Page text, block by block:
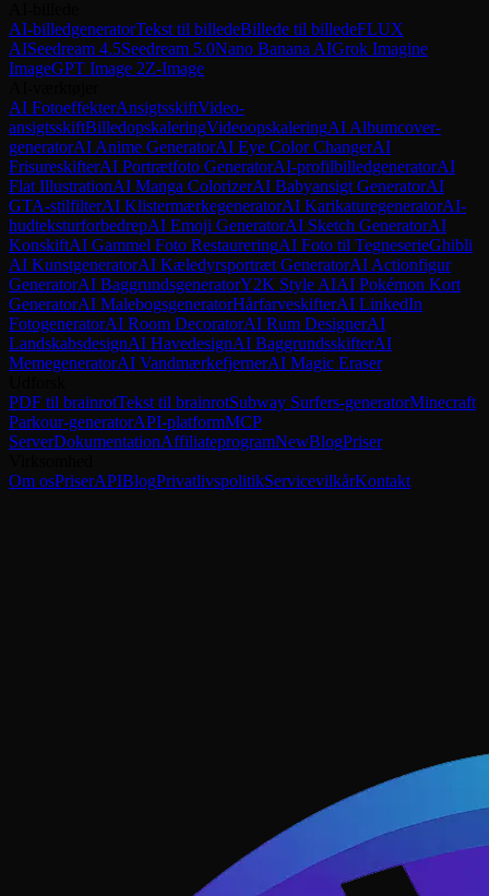
AI-billedgeneratorTekst til billedeBillede til billedeFLUX
AISeedream 4.5Seedream 5.0Nano Banana AIGrok Imagine
ImageGPT Image 2Z-Image
AI FotoeffekterAnsigtsskiftVideo-
ansigtsskiftBilledopskaleringVideoopskaleringAI Albumcover-
generatorAI Anime GeneratorAI Eye Color ChangerAI
FrisureskifterAI Portrætfoto GeneratorAI-profilbilledgeneratorAI
Flat IllustrationAI Manga ColorizerAI Babyansigt GeneratorAI
GTA-stilfilterAI KlistermærkegeneratorAI KarikaturegeneratorAI-
hudteksturforbedrерAI Emoji GeneratorAI Sketch GeneratorAI
KonskiftAI Gammel Foto RestaureringAI Foto til TegneserieGhibli
AI KunstgeneratorAI Kæledyrsportræt GeneratorAI Actionfigur
GeneratorAI BaggrundsgeneratorY2K Style AIAI Pokémon Kort
GeneratorAI MalebogsgeneratorHårfarveskifterAI LinkedIn
FotogeneratorAI Room DecoratorAI Rum DesignerAI
LandskabsdesignAI HavedesignAI BaggrundsskifterAI
MemegeneratorAI VandmærkefjernerAI Magic Eraser
PDF til brainrotTekst til brainrotSubway Surfers-generatorMinecraft
Parkour-generatorAPI-platformMCP
ServerDokumentationAffiliateprogramNewBlogPriser
Om osPriserAPIBlogPrivatlivspolitikServicevilkårKontakt